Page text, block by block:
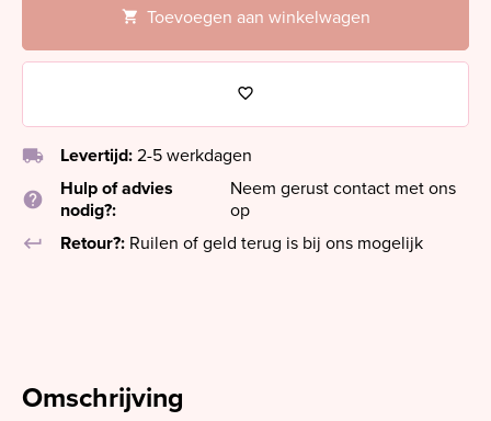
Toevoegen aan winkelwagen
local_shipping Levertijd: 2-5 werkdagen
help
Hulp of advies
nodig?:
Neem gerust contact met ons
op
keyboard_return
Retour?: Ruilen of geld terug is bij ons mogelijk
Omschrijving